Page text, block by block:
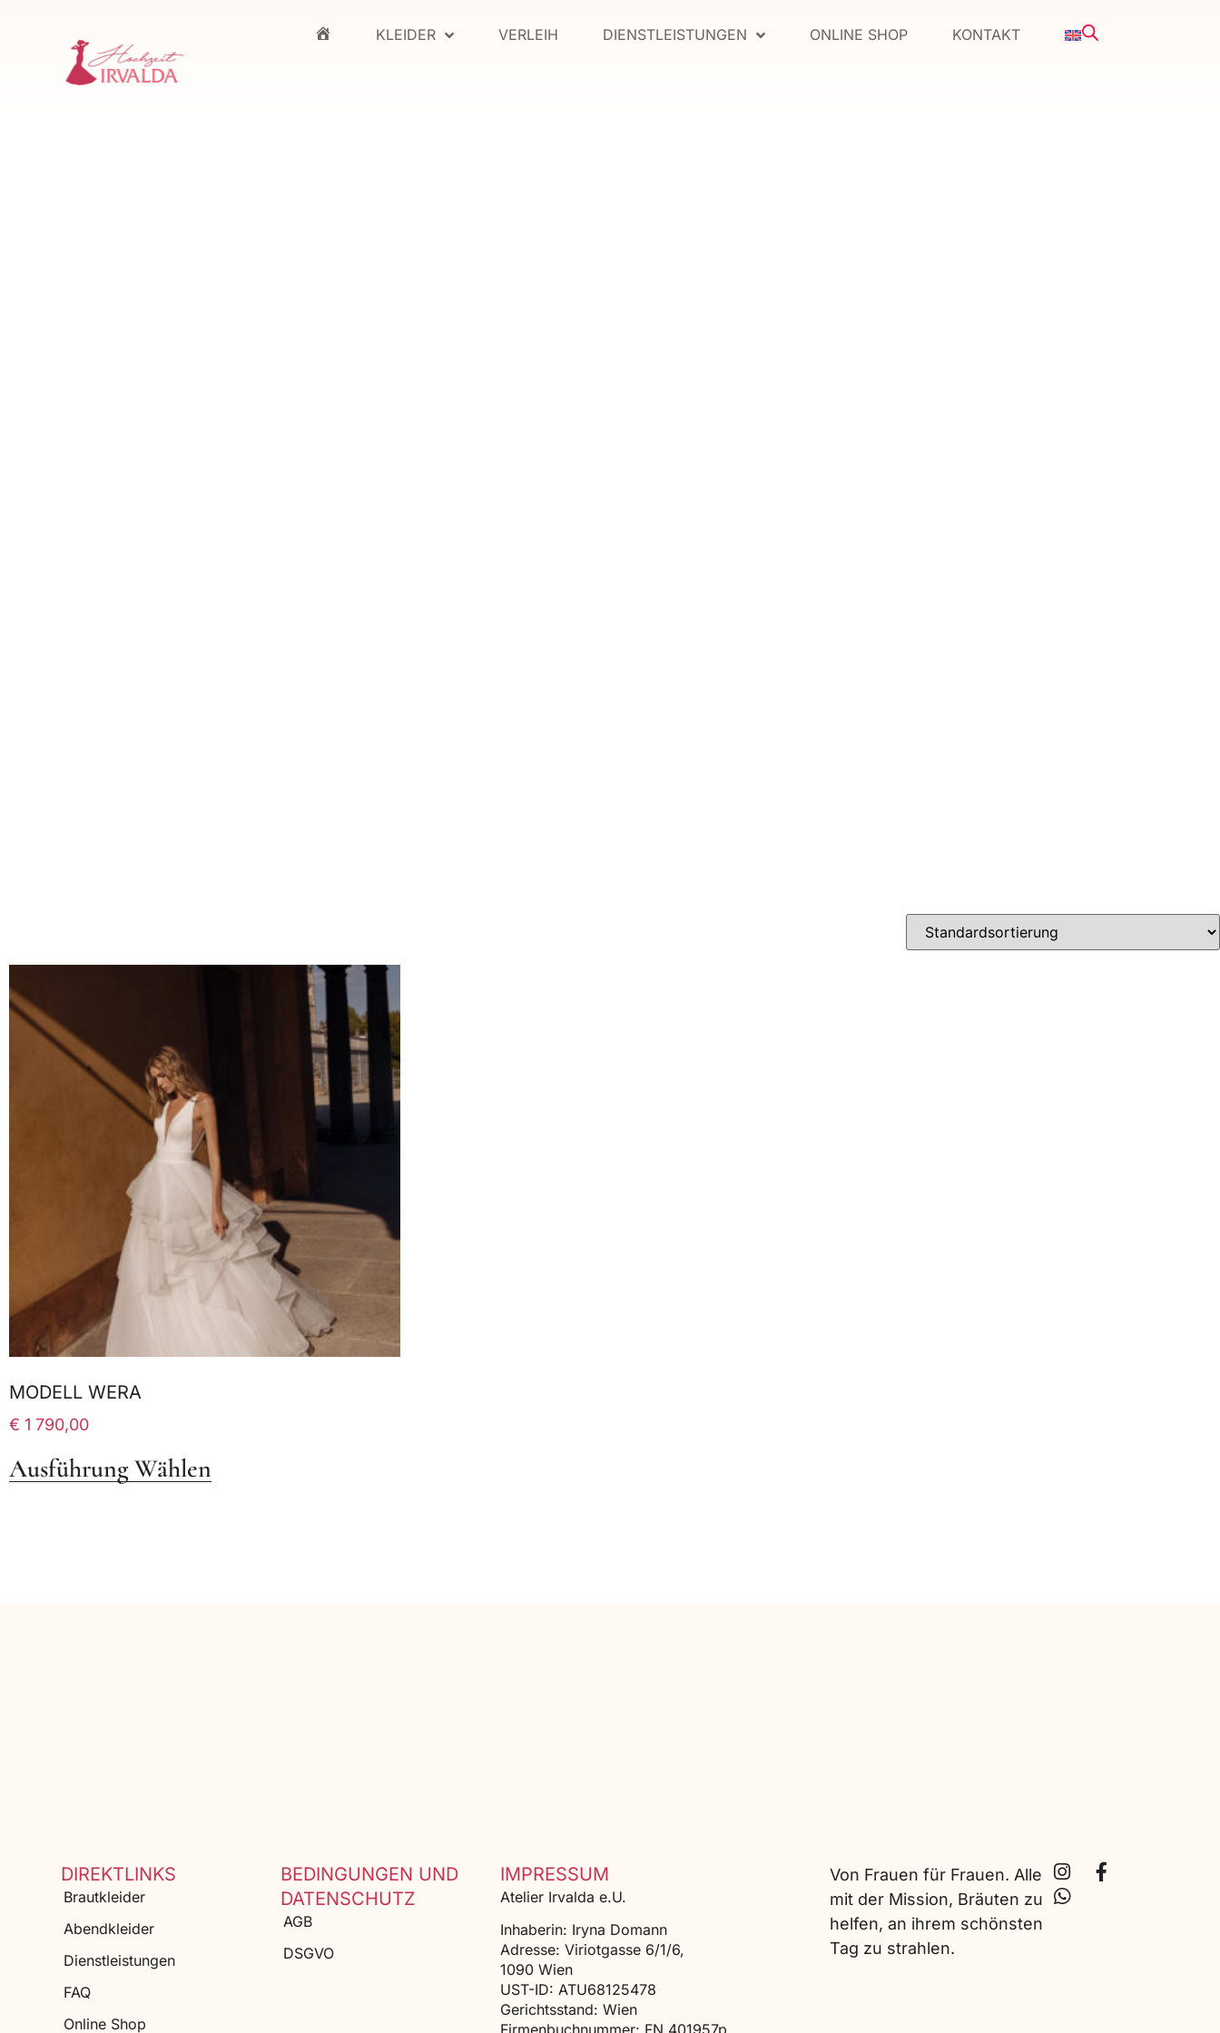
HOME KLEIDER VERLEIH DIENSTLEISTUNGEN ONLINE SHOP KONTAKT
MODELL WERA
€ 1 790,00
Ausführung Wählen
DIREKTLINKS
Brautkleider
Abendkleider
Dienstleistungen
FAQ
Online Shop
BEDINGUNGEN UND
DATENSCHUTZ
AGB
DSGVO
IMPRESSUM
Atelier Irvalda e.U.
Inhaberin: Iryna Domann
Adresse: Viriotgasse 6/1/6,
1090 Wien
UST-ID: ATU68125478
Gerichtsstand: Wien
Firmenbuchnummer: FN 401957p
Von Frauen für Frauen. Alle
mit der Mission, Bräuten zu
helfen, an ihrem schönsten
Tag zu strahlen.